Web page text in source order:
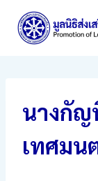
content
นางกัญ
เทศมน